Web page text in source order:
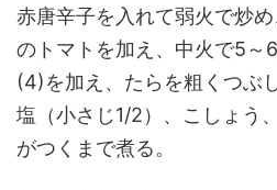
赤唐辛子を入れて弱火で炒
のトマトを加え、中火で5～6
(4)を加え、たらを粗くつぶ
塩（小さじ1/2）、こしょう
がつくまで煮る。